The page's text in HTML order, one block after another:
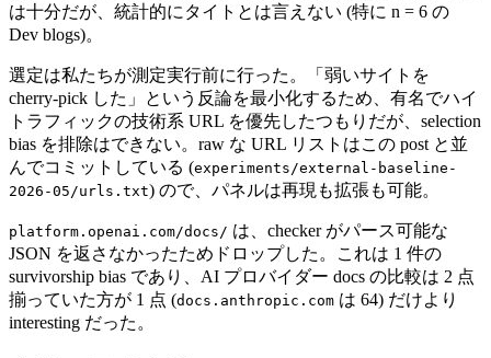
は十分だが、統計的にタイトとは言えない (特に n = 6 の
Dev blogs)。
選定は私たちが測定実行前に行った。「弱いサイトを
cherry-pick した」という反論を最小化するため、有名でハイ
トラフィックの技術系 URL を優先したつもりだが、selection
bias を排除はできない。raw な URL リストはこの post と並
んでコミットしている (experiments/external-baseline-
2026-05/urls.txt) ので、パネルは再現も拡張も可能。
platform.openai.com/docs/ は、checker がパース可能な
JSON を返さなかったためドロップした。これは 1 件の
survivorship bias であり、AI プロバイダー docs の比較は 2 点
揃っていた方が 1 点 (docs.anthropic.com は 64) だけより
interesting だった。